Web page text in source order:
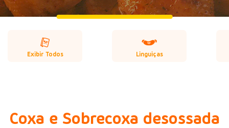
Exibir Todos Linguiças
Coxa e Sobrecoxa desossada